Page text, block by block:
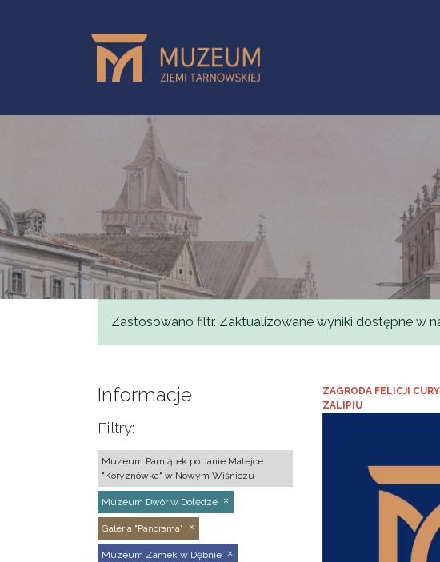
Komunikat
Zastosowano filtr. Zaktualizowane wyniki dostępne w
Informacje
Filtry:
Muzeum Pamiątek po Janie Matejce
"Koryznówka" w Nowym Wiśniczu
Muzeum Dwór w Dołędze
Galeria "Panorama"
Muzeum Zamek w Dębnie
ZAGRODA FELICJI
ZALIPIU